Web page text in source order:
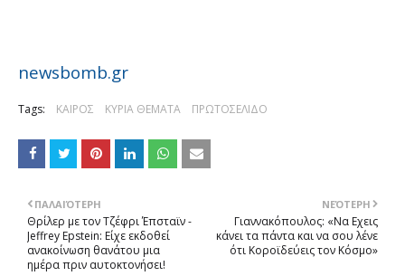
newsbomb.gr
Tags: ΚΑΙΡΟΣ ΚΥΡΙΑ ΘΕΜΑΤΑ ΠΡΩΤΟΣΕΛΙΔΟ
ΝΕΌΤΕΡΗ
Γιαννακόπουλος: «Nα Eχεις
κάνει τα πάντα και να σου λένε
ότι Kοροϊδεύεις τον Kόσμο»
ΠΑΛΑΙΌΤΕΡΗ
Θρίλερ με τον Τζέφρι Έπσταϊν -
Jeffrey Epstein: Είχε εκδοθεί
ανακοίνωση θανάτου μια
ημέρα πριν αυτοκτονήσει!